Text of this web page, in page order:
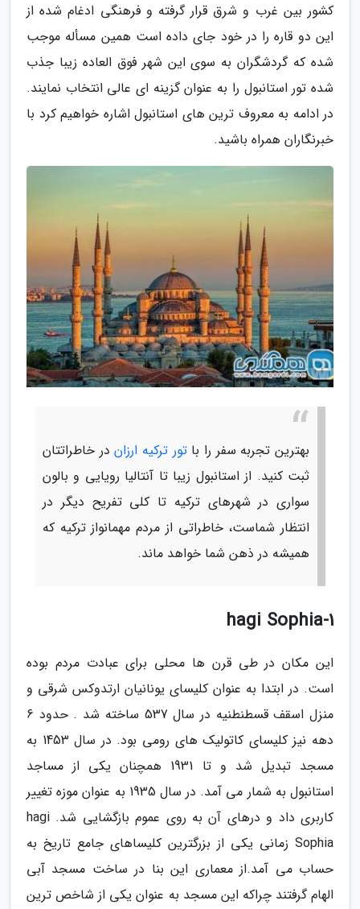
کشور بین غرب و شرق قرار گرفته و فرهنگی ادغام شده از
این دو قاره را در خود جای داده است همین مسأله موجب
شده که گردشگران به سوی این شهر فوق العاده زیبا جذب
شده تور استانبول را به عنوان گزینه ای عالی انتخاب نمایند.
در ادامه به معروف ترین های استانبول اشاره خواهیم کرد با
خبرنگاران همراه باشید.
بهترین تجربه سفر را باتور ترکیه ارزاندر خاطراتتان
ثبت کنید. از استانبول زیبا تا آنتالیا رویایی و بالون
سواری در شهرهای ترکیه تا کلی تفریح دیگر در
انتظار شماست، خاطراتی از مردم مهمانواز ترکیه که
همیشه در ذهن شما خواهد ماند.
1-hagi Sophia
این مکان در طی قرن ها محلی برای عبادت مردم بوده
است. در ابتدا به عنوان کلیسای یونانیان ارتدوکس شرقی و
منزل اسقف قسطنطنیه در سال 537 ساخته شد . حدود 6
دهه نیز کلیسای کاتولیک های رومی بود. در سال 1453 به
مسجد تبدیل شد و تا 1931 همچنان یکی از مساجد
استانبول به شمار می آمد. در سال 1935 به عنوان موزه تغییر
کاربری داد و درهای آن به روی عموم بازگشایی شد. hagi
Sophia زمانی یکی از بزرگترین کلیساهای جامع تاریخ به
حساب می آمد.از معماری این بنا در ساخت مسجد آبی
الهام گرفتند چراکه این مسجد به عنوان یکی از شاخص ترین